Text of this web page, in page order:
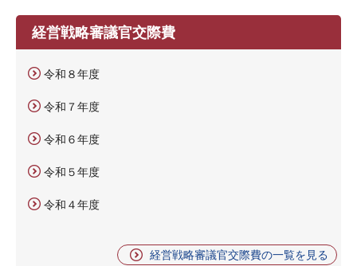
経営戦略審議官交際費
令和８年度
令和７年度
令和６年度
令和５年度
令和４年度
経営戦略審議官交際費の一覧を見る